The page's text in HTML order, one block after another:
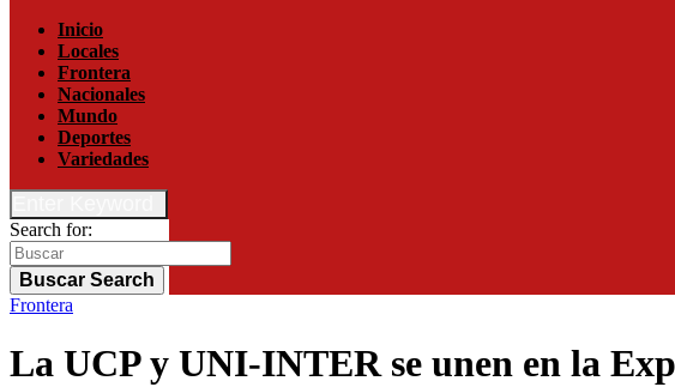
Inicio
Locales
Frontera
Nacionales
Mundo
Deportes
Variedades
Search for:
Buscar Search
Frontera
La UCP y UNI-INTER se unen en la